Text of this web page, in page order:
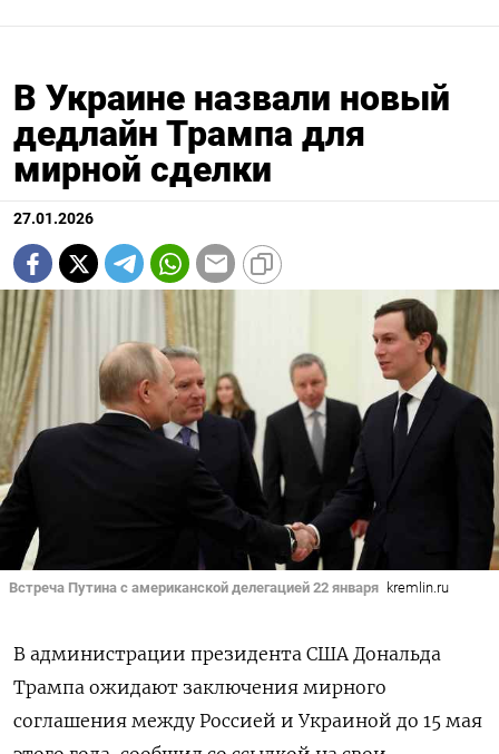
В Украине назвали новый
дедлайн Трампа для
мирной сделки
27.01.2026
Встреча Путина с американской делегацией 22 января kremlin.ru
В администрации президента США Дональда
Трампа ожидают заключения мирного
соглашения между Россией и Украиной до 15 мая